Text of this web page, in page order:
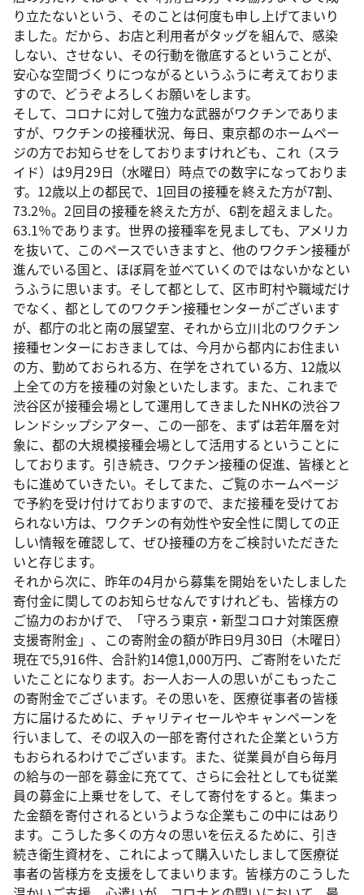
り立たないという、そのことは何度も申し上げてまいり
ました。だから、お店と利用者がタッグを組んで、感染
しない、させない、その行動を徹底するということが、
安心な空間づくりにつながるというふうに考えておりま
すので、どうぞよろしくお願いをします。
そして、コロナに対して強力な武器がワクチンでありま
すが、ワクチンの接種状況、毎日、東京都のホームペー
ジの方でお知らせをしておりますけれども、これ（スラ
イド）は9月29日（水曜日）時点での数字になっておりま
す。12歳以上の都民で、1回目の接種を終えた方が7割、
73.2％。2回目の接種を終えた方が、6割を超えました。
63.1％であります。世界の接種率を見ましても、アメリカ
を抜いて、このペースでいきますと、他のワクチン接種が
進んでいる国と、ほぼ肩を並べていくのではないかなとい
うふうに思います。そして都として、区市町村や職域だけ
でなく、都としてのワクチン接種センターがございます
が、都庁の北と南の展望室、それから立川北のワクチン
接種センターにおきましては、今月から都内にお住まい
の方、勤めておられる方、在学をされている方、12歳以
上全ての方を接種の対象といたします。また、これまで
渋谷区が接種会場として運用してきましたNHKの渋谷フ
レンドシップシアター、この一部を、まずは若年層を対
象に、都の大規模接種会場として活用するということに
しております。引き続き、ワクチン接種の促進、皆様とと
もに進めていきたい。そしてまた、ご覧のホームページ
で予約を受け付けておりますので、まだ接種を受けてお
られない方は、ワクチンの有効性や安全性に関しての正
しい情報を確認して、ぜひ接種の方をご検討いただきた
いと存じます。
それから次に、昨年の4月から募集を開始をいたしました
寄付金に関してのお知らせなんですけれども、皆様方の
ご協力のおかげで、「守ろう東京・新型コロナ対策医療
支援寄附金」、この寄附金の額が昨日9月30日（木曜日）
現在で5,916件、合計約14億1,000万円、ご寄附をいただ
いたことになります。お一人お一人の思いがこもったこ
の寄附金でございます。その思いを、医療従事者の皆様
方に届けるために、チャリティセールやキャンペーンを
行いまして、その収入の一部を寄付された企業という方
もおられるわけでございます。また、従業員が自ら毎月
の給与の一部を募金に充てて、さらに会社としても従業
員の募金に上乗せをして、そして寄付をすると。集まっ
た金額を寄付されるというような企業もこの中にはあり
ます。こうした多くの方々の思いを伝えるために、引き
続き衛生資材を、これによって購入いたしまして医療従
事者の皆様方を支援をしてまいります。皆様方のこうした